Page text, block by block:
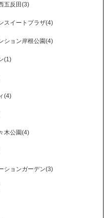
五反田(3)
スイートプラザ(4)
ション岸根公園(4)
(1)
(4)
木公園(4)
ションガーデン(3)